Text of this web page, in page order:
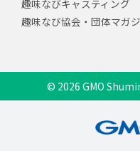
趣味なびキャスティング
趣味なび協会・団体マガ
© 2026 GMO